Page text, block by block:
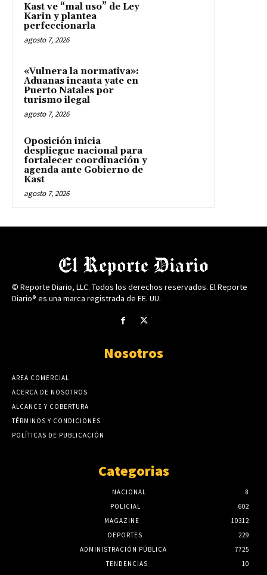
Kast ve “mal uso” de Ley
Karin y plantea
perfeccionarla
agosto 7, 2026
«Vulnera la normativa»:
Aduanas incauta yate en
Puerto Natales por
turismo ilegal
agosto 7, 2026
Oposición inicia
despliegue nacional para
fortalecer coordinación y
agenda ante Gobierno de
Kast
agosto 7, 2026
© Reporte Diario, LLC. Todos los derechos reservados. El Reporte
Diario® es una marca registrada de EE. UU.
Nosotros
AREA COMERCIAL
ACERCA DE NOSOTROS
ALCANCE Y COBERTURA
TÉRMINOS Y CONDICIONES
POLÍTICAS DE PUBLICACIÓN
Categorias
NACIONAL
8
POLICIAL
602
MAGAZINE
10312
DEPORTES
229
ADMINISTRACIÓN PÚBLICA
7725
TENDENCIAS
10